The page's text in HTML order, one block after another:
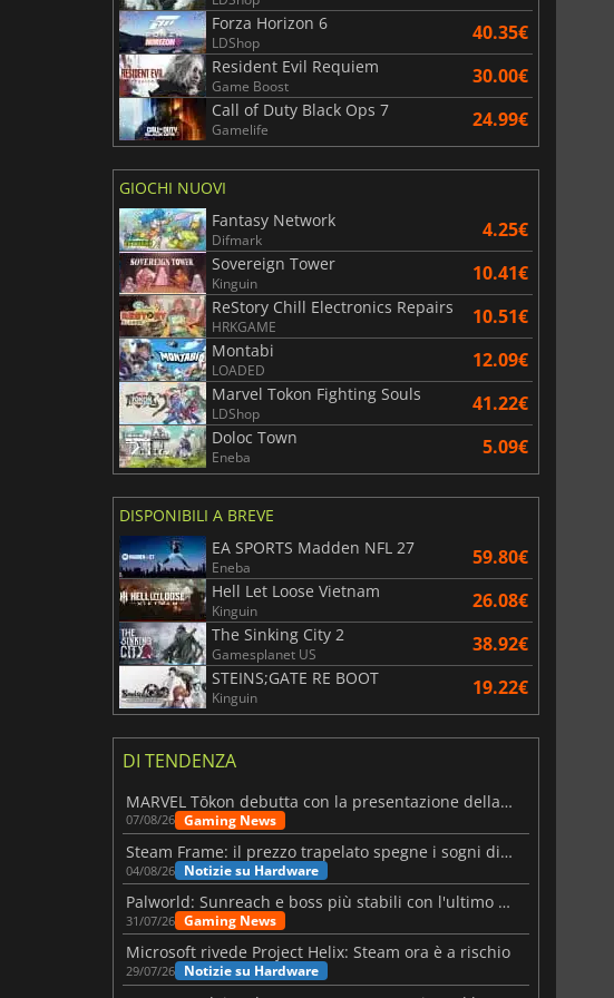
Forza Horizon 6
LDShop 40.35€
Resident Evil Requiem
Game Boost 30.00€
Call of Duty Black Ops 7
Gamelife 24.99€
GIOCHI NUOVI
Fantasy Network
Difmark 4.25€
Sovereign Tower
Kinguin 10.41€
ReStory Chill Electronics Repairs
HRKGAME 10.51€
Montabi
LOADED 12.09€
Marvel Tokon Fighting Souls
LDShop 41.22€
Doloc Town
Eneba 5.09€
DISPONIBILI A BREVE
EA SPORTS Madden NFL 27
Eneba 59.80€
Hell Let Loose Vietnam
Kinguin 26.08€
The Sinking City 2
Gamesplanet US 38.92€
STEINS;GATE RE BOOT
Kinguin 19.22€
DI TENDENZA
MARVEL Tōkon debutta con la presentazione della roadmap per il primo anno
07/08/26 Gaming News
Steam Frame: il prezzo trapelato spegne i sogni di un VR economico
04/08/26 Notizie su Hardware
Palworld: Sunreach e boss più stabili con l'ultimo update
31/07/26 Gaming News
Microsoft rivede Project Helix: Steam ora è a rischio
29/07/26 Notizie su Hardware